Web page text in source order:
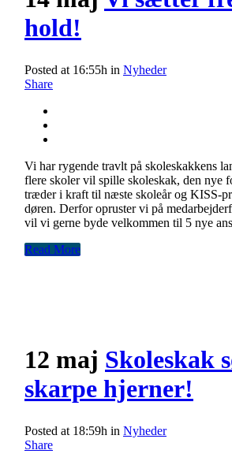
hold!
Posted at 16:55h in Nyheder
Share
Vi har rygende travlt på skoleskakkens
flere skoler vil spille skoleskak, den nye
træder i kraft til næste skoleår og KISS-
døren. Derfor opruster vi på
vil vi gerne byde velkommen til 5 nye
Read More
12 maj Skoleskak
skarpe hjerner!
Posted at 18:59h in Nyheder
Share